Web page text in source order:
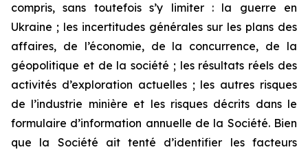
compris, sans toutefois s’y limiter : la guerre en
Ukraine ; les incertitudes générales sur les plans des
affaires, de l’économie, de la concurrence, de la
géopolitique et de la société ; les résultats réels des
activités d’exploration actuelles ; les autres risques
de l’industrie minière et les risques décrits dans le
formulaire d’information annuelle de la Société. Bien
que la Société ait tenté d’identifier les facteurs